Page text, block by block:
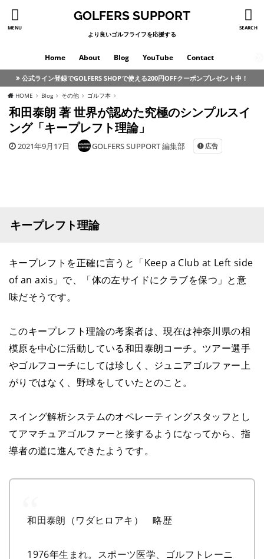
MENU SEARCH
GOLFERS SUPPORT
より良いゴルフライフを応援する
Home About Blog YouTube Contact
公式ライン登録でGOLFERS SHOPで使える200円OFFクーポンプレゼント中！
HOME Blog その他 ゴルフ本
和田泰朗 著 世界が認めた究極のシンプルスイ
ング「キープレフト理論」
2021年9月17日 GOLFERS SUPPORT 編集部 広告
キープレフト理論
キープレフトを正確に言うと「Keep a Club at Left side
of an axis」で、「体の左サイドにクラブを保つ」と意
味だそうです。
このキープレフト理論の考案者は、現在は神奈川県の相
模原を中心に活動している和田泰朗コーチ。ツアー選手
やゴルフコーチにしては珍しく、ジュニアゴルファー上
がりではなく、野球をしていたとのこと。
スイング解析システムのオペレーティングスタッフとし
てアマチュアゴルファーと接するようになってから、指
導者の道に進んできたようです。
和田泰朗（ワダヒロアキ） 略歴
1976年生まれ。スポーツ医学、ゴルフトレーニ